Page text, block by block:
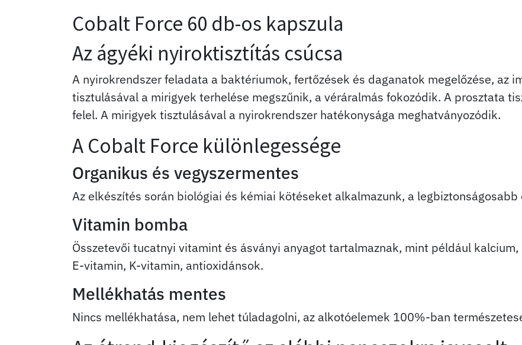
Cobalt Force 60 db-os kapszula
Az ágyéki nyiroktisztítás csúcsa
A nyirokrendszer feladata a baktériumok, fertőzések és daganatok megelőzése, az
tisztulásával a mirigyek terhelése megszűnik, a véráralmás fokozódik. A prosztata
felel. A mirigyek tisztulásával a nyirokrendszer hatékonysága meghatványozódik.
A Cobalt Force különlegessége
Organikus és vegyszermentes
Az elkészítés során biológiai és kémiai kötéseket alkalmazunk, a
Vitamin bomba
Összetevői tucatnyi vitamint és ásványi anyagot tartalmaznak, mint például kalcium,
E-vitamin, K-vitamin, antioxidánsok.
Mellékhatás mentes
Nincs mellékhatása, nem lehet túladagolni, az alkotóelemek 100%-ban